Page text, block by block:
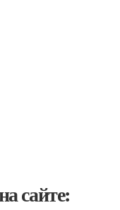
сайте: